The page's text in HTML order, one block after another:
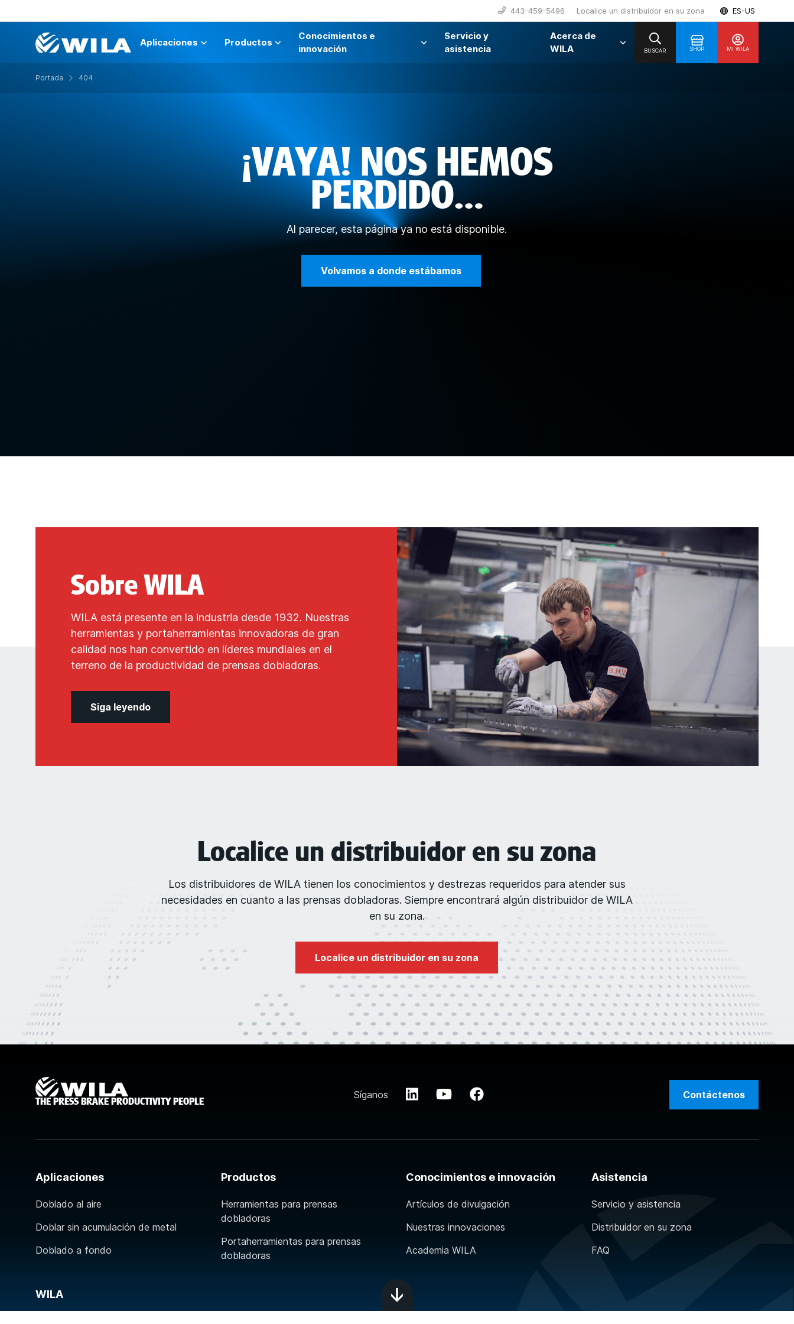
443-459-5496 Localice un distribuidor en su zona ES-US
Aplicaciones Productos
Conocimientos e
innovación
Servicio y
asistencia
Acerca de
WILA
SHOP MI WILA
BUSCAR
Portada 404
¡VAYA! NOS HEMOS
PERDIDO…
Al parecer, esta página ya no está disponible.
Volvamos a donde estábamos
Sobre WILA
WILA está presente en la industria desde 1932. Nuestras
herramientas y portaherramientas innovadoras de gran
calidad nos han convertido en líderes mundiales en el
terreno de la productividad de prensas dobladoras.
Siga leyendo
Localice un distribuidor en su zona
Los distribuidores de WILA tienen los conocimientos y destrezas requeridos para atender sus
necesidades en cuanto a las prensas dobladoras. Siempre encontrará algún distribuidor de WILA
en su zona.
Localice un distribuidor en su zona
THE PRESS BRAKE PRODUCTIVITY PEOPLE
Síganos Contáctenos
Aplicaciones
Doblado al aire
Doblar sin acumulación de metal
Doblado a fondo
Productos
Herramientas para prensas
dobladoras
Portaherramientas para prensas
dobladoras
Conocimientos e innovación
Artículos de divulgación
Nuestras innovaciones
Academia WILA
Asistencia
Servicio y asistencia
Distribuidor en su zona
FAQ
WILA